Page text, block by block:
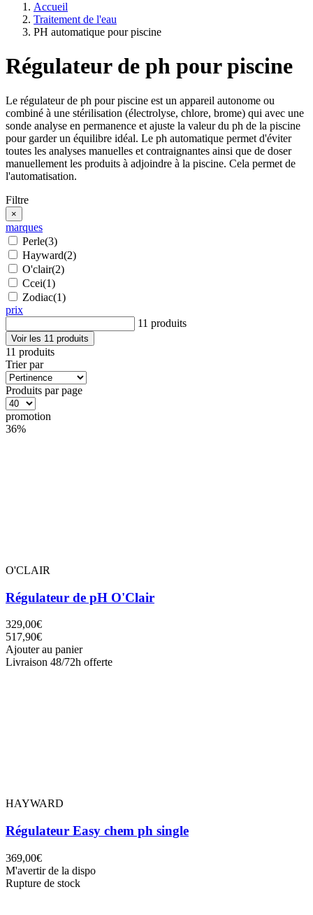
Accueil
Traitement de l'eau
PH automatique pour piscine
Régulateur de ph pour piscine
Le régulateur de ph pour piscine est un appareil autonome ou
combiné à une stérilisation (électrolyse, chlore, brome) qui avec une
sonde analyse en permanence et ajuste la valeur du ph de la piscine
pour garder un équilibre idéal. Le ph automatique permet d'éviter
toutes les analyses manuelles et contraignantes ainsi que de doser
manuellement les produits à adjoindre à la piscine. Cela permet de
l'automatisation.
Filtre
×
marques
Perle(3)
Hayward(2)
O'clair(2)
Ccei(1)
Zodiac(1)
prix
11 produits
Voir les 11 produits
11 produits
Trier par
Produits par page
promotion
36%
O'CLAIR
Régulateur de pH O'Clair
329,00€
517,90€
Ajouter au panier
Livraison 48/72h offerte
HAYWARD
Régulateur Easy chem ph single
369,00€
M'avertir de la dispo
Rupture de stock